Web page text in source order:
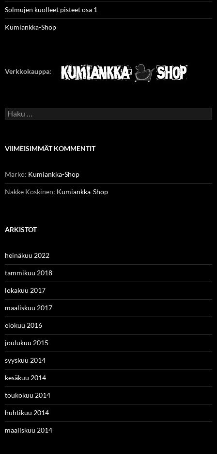
Solmujen kuolleet pisteet osa 1
Kumiankka-Shop
Verkkokauppa:
Haku:
VIIMEISIMMÄT KOMMENTIT
Marko: Kumiankka-Shop
Nakke Koskinen: Kumiankka-Shop
ARKISTOT
heinäkuu 2022
tammikuu 2018
lokakuu 2017
maaliskuu 2017
elokuu 2016
joulukuu 2015
syyskuu 2014
kesäkuu 2014
toukokuu 2014
huhtikuu 2014
maaliskuu 2014